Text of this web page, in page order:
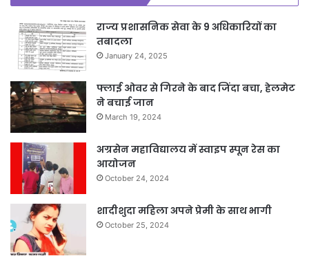
राज्य प्रशासनिक सेवा के 9 अधिकारियों का
तबादला
January 24, 2025
फ्लाई ओवर से गिरने के बाद जिंदा बचा, हेलमेट
ने बचाई जान
March 19, 2024
अग्रसेन महाविद्यालय में स्वाइप स्पून रेस का
आयोजन
October 24, 2024
शादीशुदा महिला अपने प्रेमी के साथ भागी
October 25, 2024